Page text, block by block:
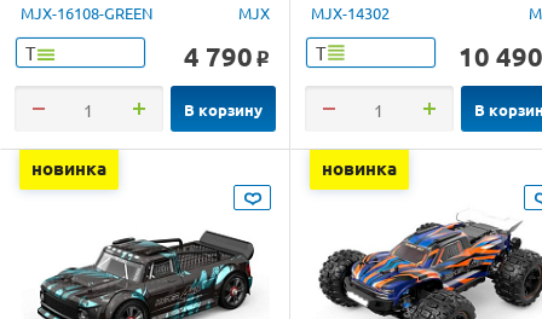
RTR
MJX-16108-GREEN MJX
Т 4 790 o
В корзину
4WD 2.4G LED 1/14 RTR
MJX-14302
Т 10 490
В
новинка новинка